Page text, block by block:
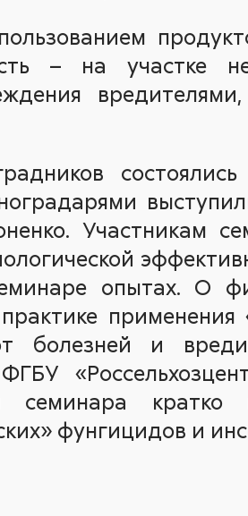
– на участке
Участникам
опытах. О
применения
болезней и
семинара
фунгицидов и